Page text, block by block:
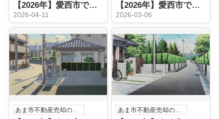
【2026年】愛西市で不動産買取を急ぐ方へ 信頼できる専門業者は 現金化を焦らず進める選び方と査定の流れ
2026-04-11
【2026年】愛西市で実家の売却を考えていますか 買取業者選びや流れも紹介
2026-03-06
あま市不動産売却のこと